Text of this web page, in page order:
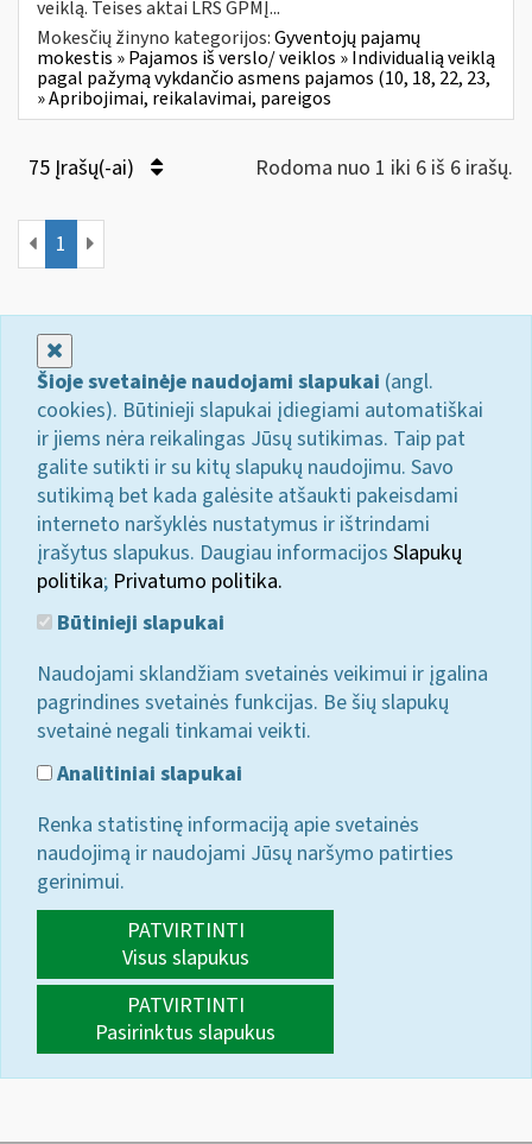
veiklą. Teises aktai LRS GPMĮ...
Mokesčių žinyno kategorijos:Gyventojų pajamų
mokestis » Pajamos iš verslo/ veiklos » Individualią veiklą
pagal pažymą vykdančio asmens pajamos (10, 18, 22, 23,
» Apribojimai, reikalavimai, pareigos
75 Įrašų(-ai) Rodoma nuo 1 iki 6 iš 6 irašų.
1
Šioje svetainėje naudojami slapukai (angl.
cookies). Būtinieji slapukai įdiegiami automatiškai
ir jiems nėra reikalingas Jūsų sutikimas. Taip pat
galite sutikti ir su kitų slapukų naudojimu. Savo
sutikimą bet kada galėsite atšaukti pakeisdami
interneto naršyklės nustatymus ir ištrindami
įrašytus slapukus. Daugiau informacijos Slapukų
politika; Privatumo politika.
Būtinieji slapukai
Naudojami sklandžiam svetainės veikimui ir įgalina
pagrindines svetainės funkcijas. Be šių slapukų
svetainė negali tinkamai veikti.
Analitiniai slapukai
Renka statistinę informaciją apie svetainės
naudojimą ir naudojami Jūsų naršymo patirties
gerinimui.
PATVIRTINTI
Visus slapukus
PATVIRTINTI
Pasirinktus slapukus